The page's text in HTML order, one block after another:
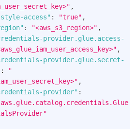
,
access" : "true" ,
: "<aws_s3_region>" ,
provider.glue.access-
,
provider.glue.secret-
:
"
,
provider" :